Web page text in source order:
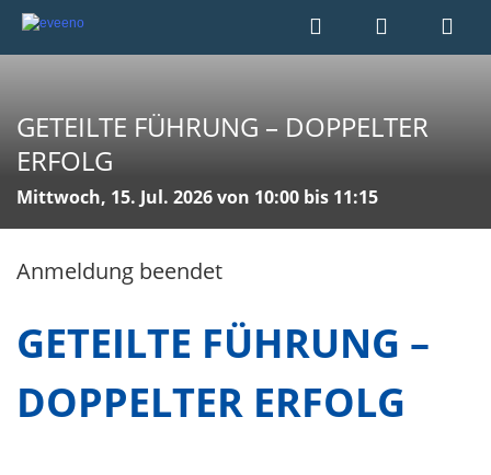
GETEILTE FÜHRUNG – DOPPELTER
ERFOLG
Mittwoch, 15. Jul. 2026 von 10:00 bis 11:15
Anmeldung beendet
GETEILTE FÜHRUNG –
DOPPELTER ERFOLG